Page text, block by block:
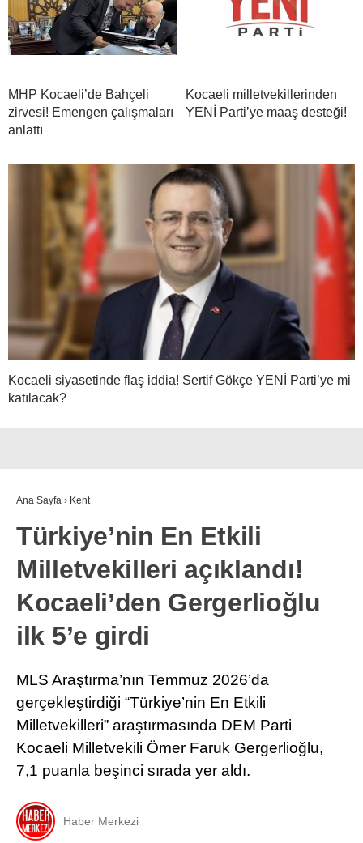
MHP Kocaeli’de Bahçeli
zirvesi! Emengen çalışmaları
anlattı
Kocaeli milletvekillerinden
YENİ Parti’ye maaş desteği!
Kocaeli siyasetinde flaş iddia! Sertif Gökçe YENİ Parti’ye mi
katılacak?
Ana Sayfa › Kent
Türkiye’nin En Etkili
Milletvekilleri açıklandı!
Kocaeli’den Gergerlioğlu
ilk 5’e girdi
MLS Araştırma’nın Temmuz 2026’da
gerçekleştirdiği “Türkiye’nin En Etkili
Milletvekilleri” araştırmasında DEM Parti
Kocaeli Milletvekili Ömer Faruk Gergerlioğlu,
7,1 puanla beşinci sırada yer aldı.
Haber Merkezi